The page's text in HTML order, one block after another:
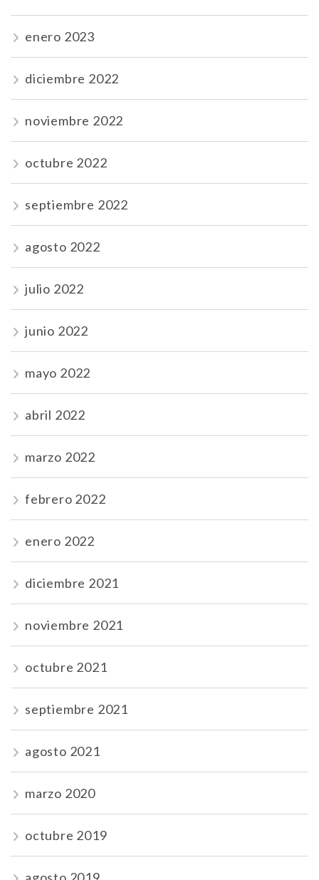
enero 2023
diciembre 2022
noviembre 2022
octubre 2022
septiembre 2022
agosto 2022
julio 2022
junio 2022
mayo 2022
abril 2022
marzo 2022
febrero 2022
enero 2022
diciembre 2021
noviembre 2021
octubre 2021
septiembre 2021
agosto 2021
marzo 2020
octubre 2019
agosto 2019